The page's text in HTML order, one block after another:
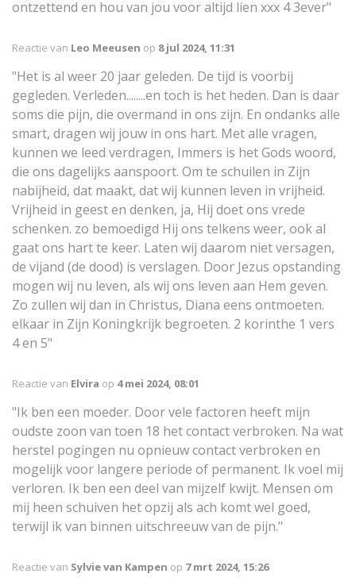
ontzettend en hou van jou voor altijd lien xxx 4 3ever"
Reactie van Leo Meeusen op 8 jul 2024, 11:31
"Het is al weer 20 jaar geleden. De tijd is voorbij
gegleden. Verleden........en toch is het heden. Dan is daar
soms die pijn, die overmand in ons zijn. En ondanks alle
smart, dragen wij jouw in ons hart. Met alle vragen,
kunnen we leed verdragen, Immers is het Gods woord,
die ons dagelijks aanspoort. Om te schuilen in Zijn
nabijheid, dat maakt, dat wij kunnen leven in vrijheid.
Vrijheid in geest en denken, ja, Hij doet ons vrede
schenken. zo bemoedigd Hij ons telkens weer, ook al
gaat ons hart te keer. Laten wij daarom niet versagen,
de vijand (de dood) is verslagen. Door Jezus opstanding
mogen wij nu leven, als wij ons leven aan Hem geven.
Zo zullen wij dan in Christus, Diana eens ontmoeten.
elkaar in Zijn Koningkrijk begroeten. 2 korinthe 1 vers
4 en 5"
Reactie van Elvira op 4 mei 2024, 08:01
"Ik ben een moeder. Door vele factoren heeft mijn
oudste zoon van toen 18 het contact verbroken. Na wat
herstel pogingen nu opnieuw contact verbroken en
mogelijk voor langere periode of permanent. Ik voel mij
verloren. Ik ben een deel van mijzelf kwijt. Mensen om
mij heen schuiven het opzij als ach komt wel goed,
terwijl ik van binnen uitschreeuw van de pijn."
Reactie van Sylvie van Kampen op 7 mrt 2024, 15:26